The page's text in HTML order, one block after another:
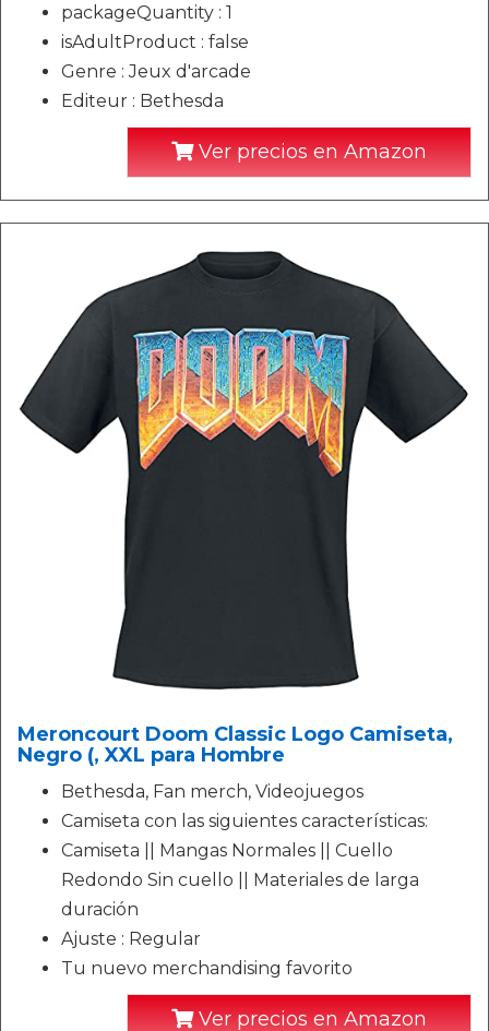
packageQuantity : 1
isAdultProduct : false
Genre : Jeux d'arcade
Editeur : Bethesda
Ver precios en Amazon
Meroncourt Doom Classic Logo Camiseta,
Negro (, XXL para Hombre
Bethesda, Fan merch, Videojuegos
Camiseta con las siguientes características:
Camiseta || Mangas Normales || Cuello
Redondo Sin cuello || Materiales de larga
duración
Ajuste : Regular
Tu nuevo merchandising favorito
Ver precios en Amazon